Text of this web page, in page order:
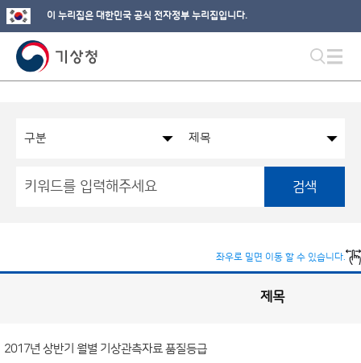
이 누리집은 대한민국 공식 전자정부 누리집입니다.
검색
좌우로 밀면 이동 할 수 있습니다.
공
개
정
보
제목
2017년 상반기 월별 기상관측자료 품질등급